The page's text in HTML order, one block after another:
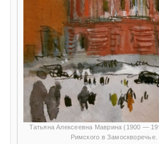
Татьяна Алексеевна Маврина (1900 —
Римского в